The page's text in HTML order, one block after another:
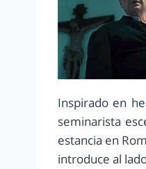
Inspirado en
seminarista
estancia en
introduce al